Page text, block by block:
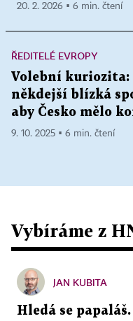
20. 2. 2026 ▪ 6 min. čtení
ŘEDITELÉ EVROPY
Volební kuriozita:
někdejší blízká
aby Česko mělo
9. 10. 2025 ▪ 6 min. čtení
Vybíráme z
JAN KUBITA
Hledá se